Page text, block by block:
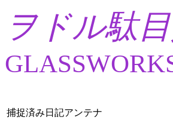
ヲドル駄
捕捉済み日記アンテナ